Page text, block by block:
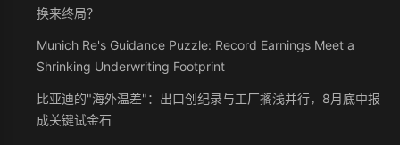
换来终局？
Munich Re's Guidance Puzzle: Record Earnings Meet a
Shrinking Underwriting Footprint
比亚迪的"海外温差"：出口创纪录与工厂搁浅并行，8月底中报
成关键试金石